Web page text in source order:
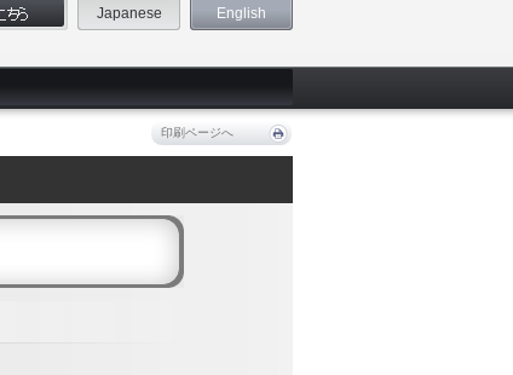
Japanese English
印刷ページへ